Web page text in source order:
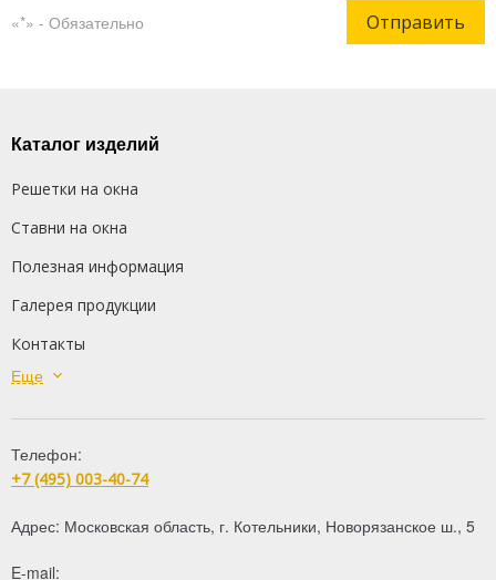
«*» - Обязательно Отправить
Каталог изделий
Решетки на окна
Ставни на окна
Полезная информация
Галерея продукции
Контакты
Сварные решетки
Кованые решетки
Распашные решетки
Решетки на балкон
Еще
Телефон:
+7 (495) 003-40-74
Адрес: Московская область, г. Котельники, Новорязанское ш., 5
E-mail: